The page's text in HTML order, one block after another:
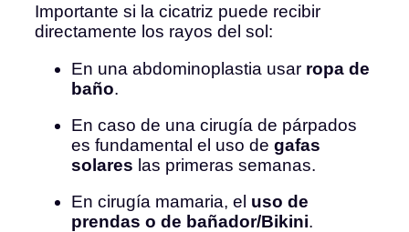
Importante si la cicatriz puede recibir
directamente los rayos del sol:
En una abdominoplastia usar ropa de
baño.
En caso de una cirugía de párpados
es fundamental el uso de gafas
solares las primeras semanas.
En cirugía mamaria, el uso de
prendas o de bañador/Bikini.